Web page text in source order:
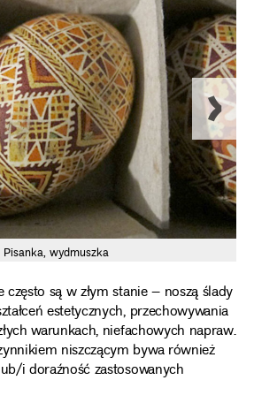
Pisanka, wydmuszka
są w złym stanie – noszą ślady
estetycznych, przechowywania
warunkach, niefachowych napraw.
niszczącym bywa również
i doraźność zastosowanych